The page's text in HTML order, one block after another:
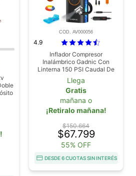
COD. AV000056
4.9
Inflador Compresor
Inalámbrico Gadnic Con
Linterna 150 PSI Caudal De
Aire 19L/Min Batería 6000
mAh
Llega
Gratis
mañana o
¡Retiralo mañana!
$150.664
$67.799
55% OFF
DESDE 6 CUOTAS SIN INTERÉS